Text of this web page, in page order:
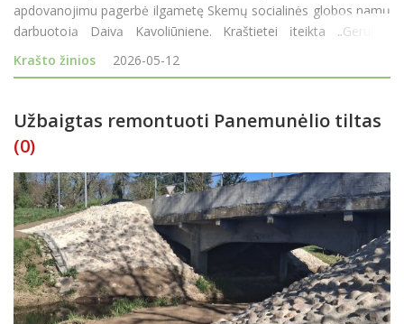
apdovanojimu pagerbė ilgametę Skemų socialinės globos namų
darbuotoją Daivą Kavoliūnienę. Kraštietei įteikta „Gerumo
žvaigždė“ (pasižymėjimo ženklas „Gerumo žvaigždė“ yra
Krašto žinios 2026-05-12
Užbaigtas remontuoti Panemunėlio tiltas
(0)